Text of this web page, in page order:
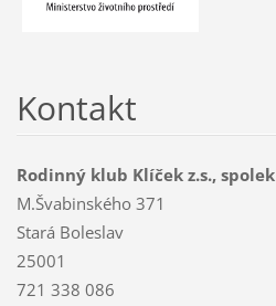
Kontakt
Rodinný klub Klíček z.s., spolek
M.Švabinského 371
Stará Boleslav
25001
721 338 086